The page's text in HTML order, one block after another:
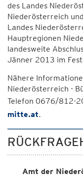
des Landes
Niederösterreich
Landes
Hauptregionen
landesweite
Jänner 2013 im
Nähere
Niederösterreich -
Telefon 0676/812-
mitte.at.
Amt der